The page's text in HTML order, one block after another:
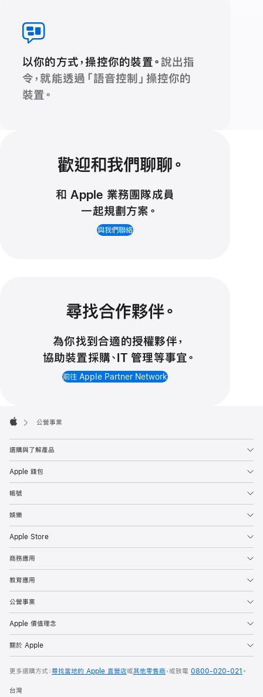
以你的方式，操控你的裝置。說出指
令，就能透過「語音控制」操控你的
裝置。
歡迎和我們聊聊。
和 Apple 業務團隊成員
一起規劃方案 。
與我們聯絡
尋找合作夥伴。
為你找到合適的授權夥伴，
協助裝置採購、IT 管理等事宜 。
前往 Apple Partner Network
Footer

公營事業
選購與了解產品
Apple 錢包
帳號
娛樂
Apple Store
商務應用
教育應用
公營事業
Apple 價值理念
關於 Apple
更多選購方式：尋找當地的 Apple 直營店或其他零售商 ，或致電 0800-020-021 。
台灣